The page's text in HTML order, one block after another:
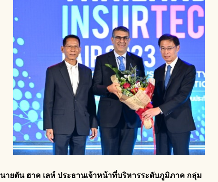
นายตัน ฮาค เลห์ ประธานเจ้าหน้าที่บริหารระดับภูมิภาค กลุ่ม